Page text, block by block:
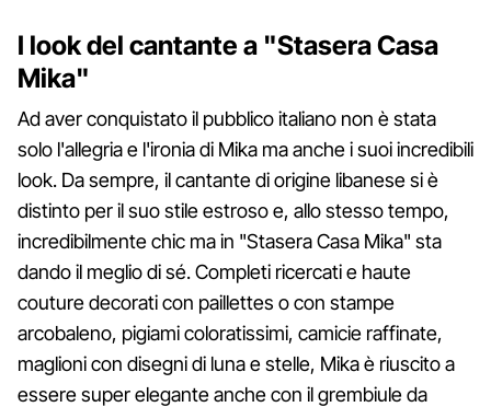
I look del cantante a "Stasera Casa
Mika"
Ad aver conquistato il pubblico italiano non è stata
solo l'allegria e l'ironia di Mika ma anche i suoi incredibili
look. Da sempre, il cantante di origine libanese si è
distinto per il suo stile estroso e, allo stesso tempo,
incredibilmente chic ma in "Stasera Casa Mika" sta
dando il meglio di sé. Completi ricercati e haute
couture decorati con paillettes o con stampe
arcobaleno, pigiami coloratissimi, camicie raffinate,
maglioni con disegni di luna e stelle, Mika è riuscito a
essere super elegante anche con il grembiule da